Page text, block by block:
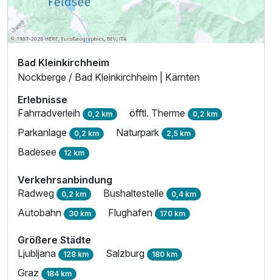
Bad Kleinkirchheim
Nockberge / Bad Kleinkirchheim | Kärnten
Erlebnisse
Fahrradverleih 0,2 km öfftl. Therme 0,2 km
Parkanlage 0,2 km Naturpark 2,5 km
Badesee 12 km
Verkehrsanbindung
Radweg 0,2 km Bushaltestelle 0,4 km
Autobahn 30 km Flughafen 170 km
Größere Städte
Ljubljana 128 km Salzburg 180 km
Graz 184 km